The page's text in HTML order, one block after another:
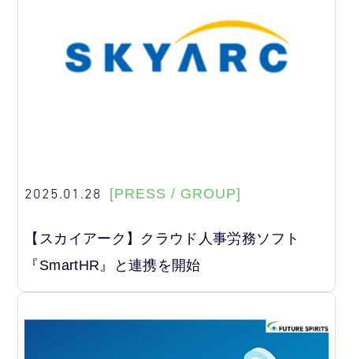
2025.01.28 [PRESS / GROUP]
【スカイアーク】クラウド人事労務ソフト
『SmartHR』と連携を開始